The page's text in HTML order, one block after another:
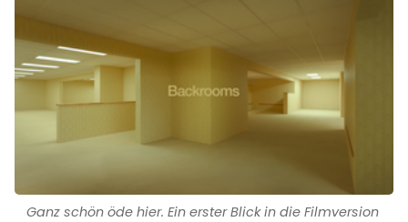
Ganz schön öde hier. Ein erster Blick in die Filmversion